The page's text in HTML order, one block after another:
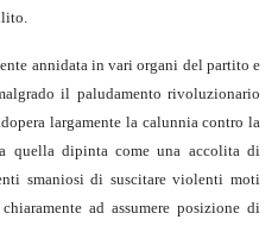
annidata in vari organi del partito e
il paludamento rivoluzionario
largamente la calunnia contro la
quella dipinta come una accolita di
smaniosi di suscitare violenti moti
ad assumere posizione di